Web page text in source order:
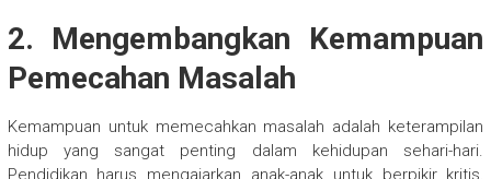
2. Mengembangkan Kemampuan
Pemecahan Masalah
Kemampuan untuk memecahkan masalah adalah keterampilan
hidup yang sangat penting dalam kehidupan sehari-hari.
Pendidikan harus mengajarkan anak-anak untuk berpikir kritis,